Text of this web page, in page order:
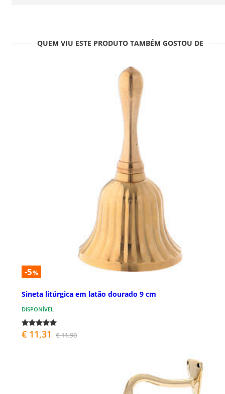
QUEM VIU ESTE PRODUTO TAMBÉM GOSTOU DE
-5%
Sineta litúrgica em latão dourado 9 cm
DISPONÍVEL
€ 11,31 € 11,90